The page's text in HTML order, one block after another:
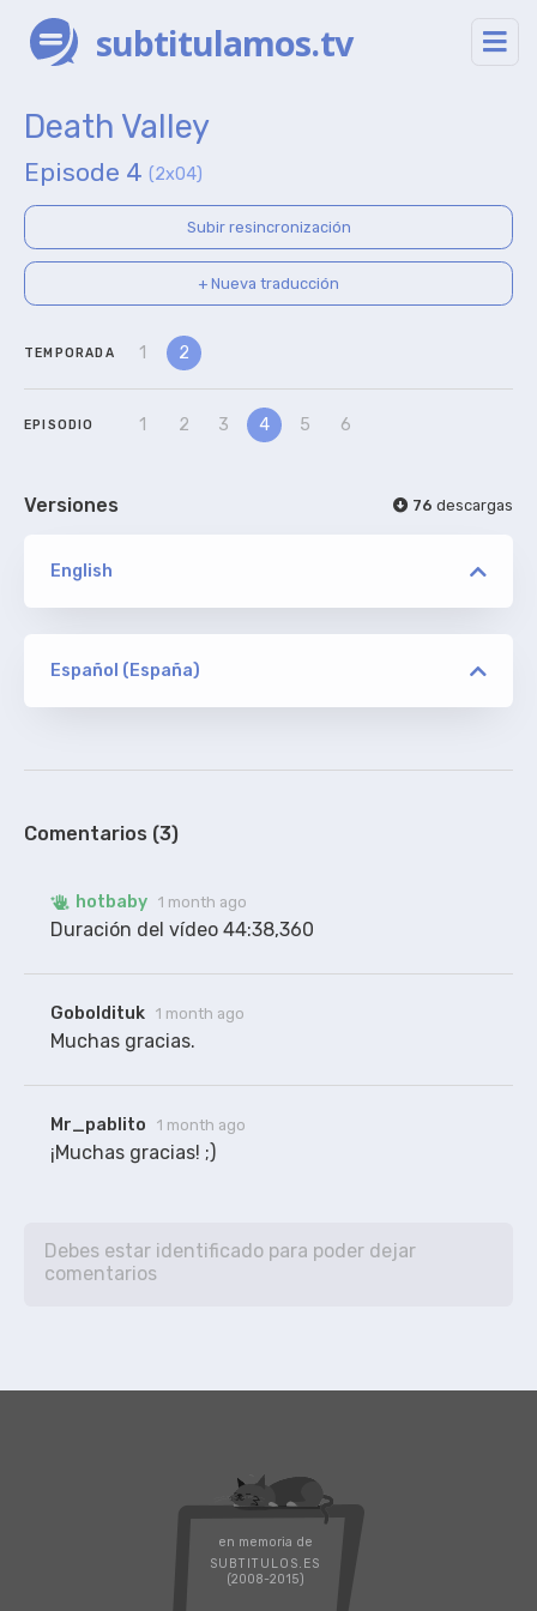
subtitulamos.tv
Death Valley
Episode 4 (2x04)
Subir resincronización
+ Nueva traducción
TEMPORADA 1 2
EPISODIO 1 2 3 4 5 6
Versiones 76 descargas
English
JFF
ORIGINAL hotbaby
Español (España)
JFF
Comentarios (3)
hotbaby 1 month ago
Duración del vídeo 44:38,360
Goboldituk 1 month ago
Muchas gracias.
Mr_pablito 1 month ago
¡Muchas gracias! ;)
en memoria de
SUBTITULOS.ES
(2008-2015)